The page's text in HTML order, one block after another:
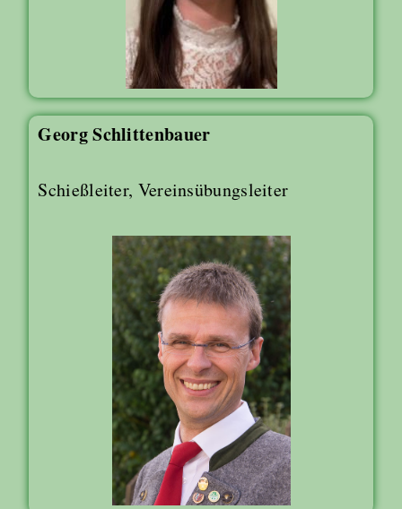
Georg Schlittenbauer
Schießleiter, Vereinsübungsleiter